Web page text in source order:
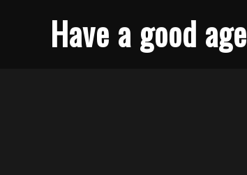
Have a good age